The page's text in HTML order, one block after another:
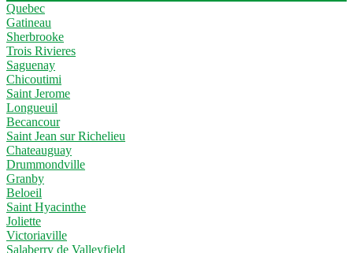
Quebec
Gatineau
Sherbrooke
Trois Rivieres
Saguenay
Chicoutimi
Saint Jerome
Longueuil
Becancour
Saint Jean sur Richelieu
Chateauguay
Drummondville
Granby
Beloeil
Saint Hyacinthe
Joliette
Victoriaville
Salaberry de Valleyfield